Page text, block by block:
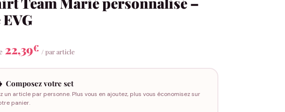
22,39€ / par article
Composez votre set
un article par personne. Plus vous en ajoutez, plus vous économisez sur
panier.